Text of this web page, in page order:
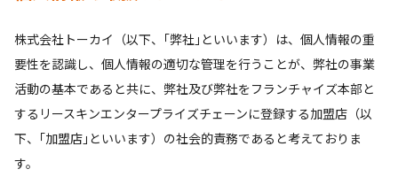
株式会社トーカイ（以下、｢弊社｣といいます）は、個人情報の重
要性を認識し、個人情報の適切な管理を行うことが、弊社の事業
活動の基本であると共に、弊社及び弊社をフランチャイズ本部と
するリースキンエンタープライズチェーンに登録する加盟店（以
下、｢加盟店｣といいます）の社会的責務であると考えておりま
す。